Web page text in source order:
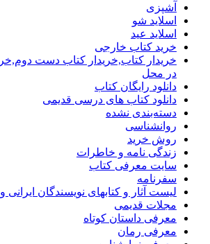
آشپزی
اسلاید شو
اسلاید عید
خرید کتاب خارجی
خریدار کتاب,خریدار کتاب دست
در محل
دانلود رایگان کتاب
دانلود کتاب های درسی قدیمی
دسته‌بندی نشده
روانشناسی
روش خرید
زندگی نامه و خاطرات
سایت معرفی کتاب
سفرنامه
لیست آثار و کتابهای نویسندگان
مجلات قدیمی
معرفی داستان کوتاه
معرفی رمان